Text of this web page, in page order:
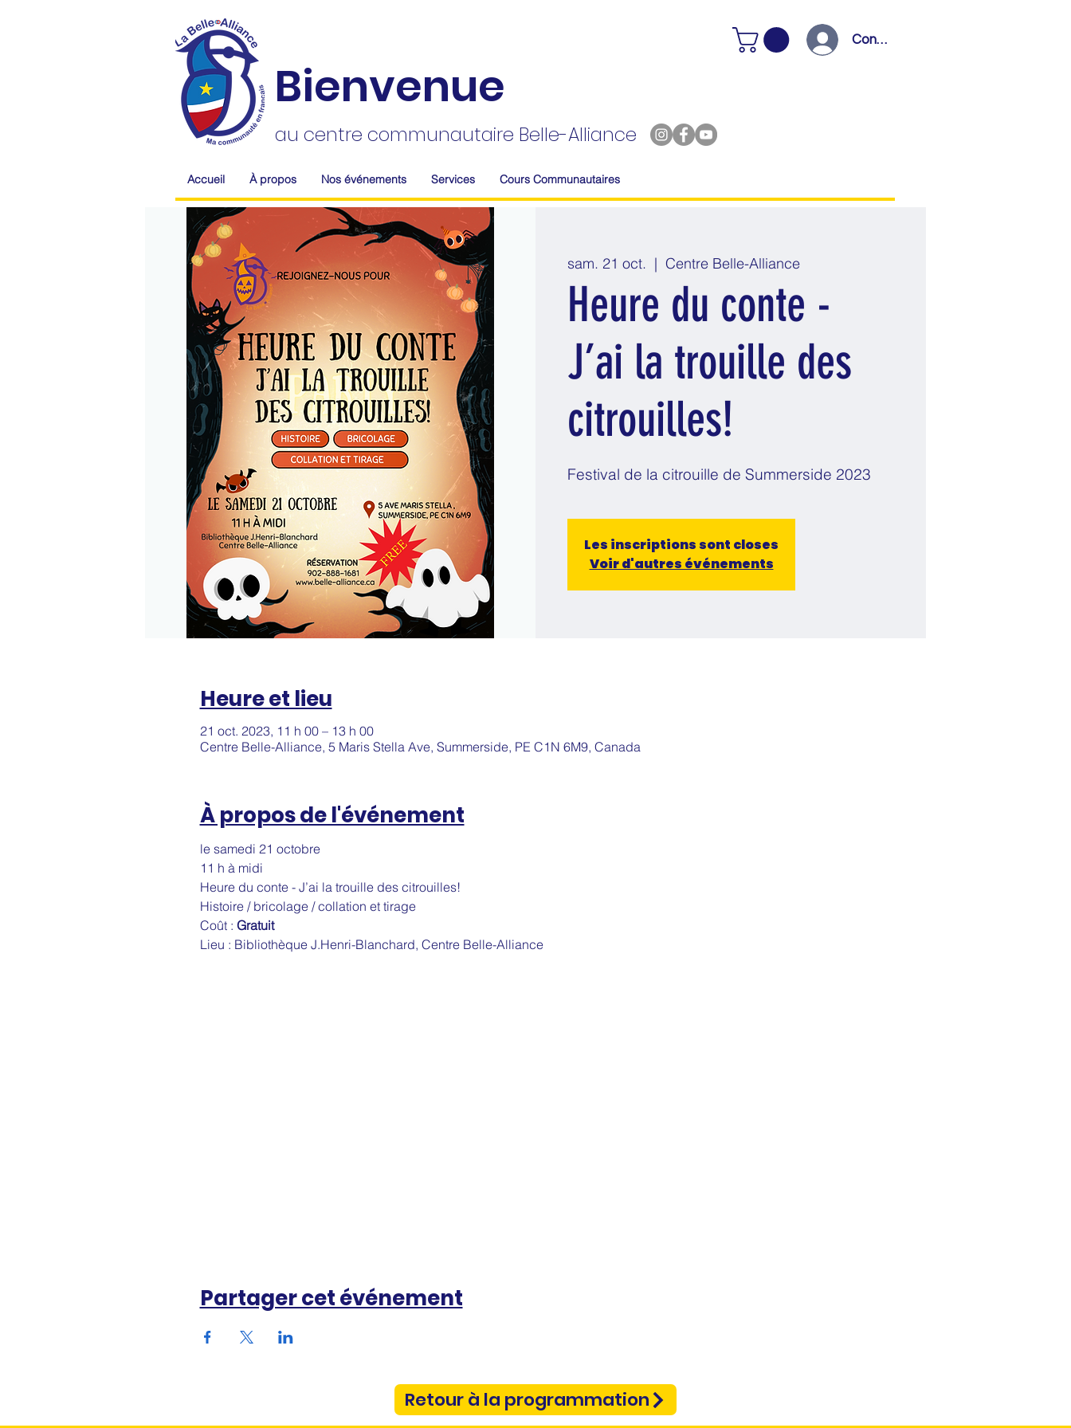
Bienvenue
au centre communautaire Belle-Alliance
Connexion
Accueil À propos Nos événements Services Cours Communautaires
sam. 21 oct.
  |
Centre Belle-Alliance
Heure du conte -
J’ai la trouille des
citrouilles!
Festival de la citrouille de Summerside 2023
Les inscriptions sont closes
Voir d'autres événements
Heure et lieu
21 oct. 2023, 11 h 00 – 13 h 00
Centre Belle-Alliance, 5 Maris Stella Ave, Summerside, PE C1N 6M9, Canada
À propos de l'événement
le samedi 21 octobre
11 h à midi
Heure du conte - J’ai la trouille des citrouilles!
Histoire / bricolage / collation et tirage
Coût : Gratuit
Lieu : Bibliothèque J.Henri-Blanchard, Centre Belle-Alliance
Partager cet événement
Retour à la programmation